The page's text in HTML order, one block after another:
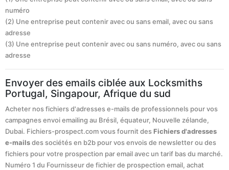
numéro
(2) Une entreprise peut contenir avec ou sans email, avec ou sans
adresse
(3) Une entreprise peut contenir avec ou sans numéro, avec ou sans
adresse
Envoyer des emails ciblée aux Locksmiths
Portugal, Singapour, Afrique du sud
Acheter nos fichiers d'adresses e-mails de professionnels pour vos
campagnes envoi emailing au Brésil, équateur, Nouvelle zélande,
Dubai. Fichiers-prospect.com vous fournit desFichiers d'adresses
e-mailsdes sociétés en b2b pour vos envois de newsletter ou des
fichiers pour votre prospection par email avec un tarif bas du marché.
Numéro 1 du Fournisseur de fichier de prospection email, achat